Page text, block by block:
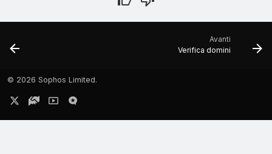
Avanti
Verifica domini
© 2026 Sophos Limited.